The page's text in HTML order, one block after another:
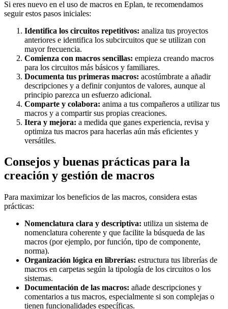
Si eres nuevo en el uso de macros en Eplan, te recomendamos
seguir estos pasos iniciales:
Identifica los circuitos repetitivos: analiza tus proyectos
anteriores e identifica los subcircuitos que se utilizan con
mayor frecuencia.
Comienza con macros sencillas: empieza creando macros
para los circuitos más básicos y familiares.
Documenta tus primeras macros: acostúmbrate a añadir
descripciones y a definir conjuntos de valores, aunque al
principio parezca un esfuerzo adicional.
Comparte y colabora: anima a tus compañeros a utilizar tus
macros y a compartir sus propias creaciones.
Itera y mejora: a medida que ganes experiencia, revisa y
optimiza tus macros para hacerlas aún más eficientes y
versátiles.
Consejos y buenas prácticas para la
creación y gestión de macros
Para maximizar los beneficios de las macros, considera estas
prácticas:
Nomenclatura clara y descriptiva: utiliza un sistema de
nomenclatura coherente y que facilite la búsqueda de las
macros (por ejemplo, por función, tipo de componente,
norma).
Organización lógica en librerías: estructura tus librerías de
macros en carpetas según la tipología de los circuitos o los
sistemas.
Documentación de las macros: añade descripciones y
comentarios a tus macros, especialmente si son complejas o
tienen funcionalidades específicas.